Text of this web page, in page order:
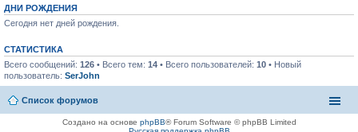
ДНИ РОЖДЕНИЯ
Сегодня нет дней рождения.
СТАТИСТИКА
Всего сообщений: 126 • Всего тем: 14 • Всего пользователей: 10 • Новый
пользователь: SerJohn
Список форумов
Создано на основе phpBB® Forum Software © phpBB Limited